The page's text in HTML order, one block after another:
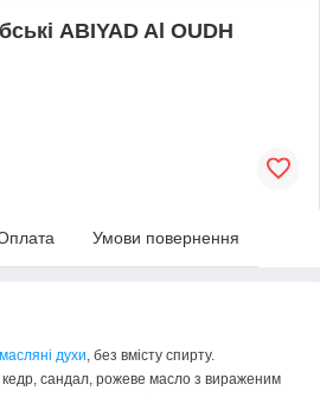
ABIYAD Al OUDH
Умови повернення
масляні духи , без вмісту спирту.
сандал, рожеве масло з вираженим